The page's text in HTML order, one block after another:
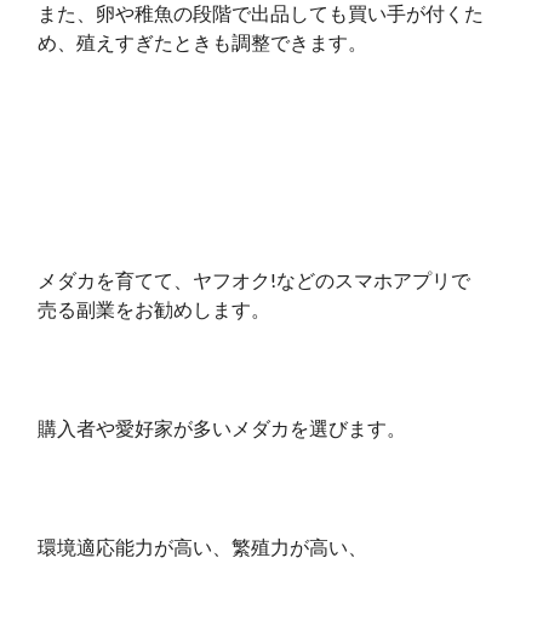
また、卵や稚魚の段階で出品しても買い手が付くた
め、殖えすぎたときも調整できます。
メダカを育てて、ヤフオク!などのスマホアプリで
売る副業をお勧めします。
購入者や愛好家が多いメダカを選びます。
環境適応能力が高い、繁殖力が高い、